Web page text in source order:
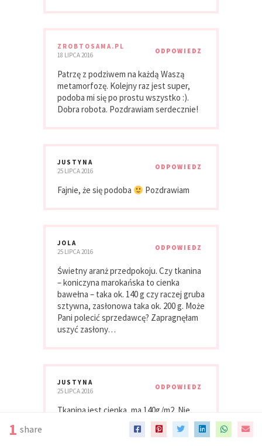
ZROBTOSAMA.PL
18 LIPCA 2016
ODPOWIEDZ
Patrzę z podziwem na każdą Waszą
metamorfozę. Kolejny raz jest super,
podoba mi się po prostu wszystko :).
Dobra robota. Pozdrawiam serdecznie!
JUSTYNA
25 LIPCA 2016
ODPOWIEDZ
Fajnie, że się podoba Pozdrawiam
JOLA
25 LIPCA 2016
ODPOWIEDZ
Świetny aranż przedpokoju. Czy tkanina
– koniczyna marokańska to cienka
bawełna – taka ok. 140 g czy raczej gruba
sztywna, zasłonowa taka ok. 200 g. Może
Pani polecić sprzedawcę? Zapragnęłam
uszyć zasłony…
JUSTYNA
25 LIPCA 2016
ODPOWIEDZ
Tkanina jest cienka, ma 140g/m2. Nie
zależało nam na zaciemnieniu, jedynie na
przysłonięciu tej części korytarza.
1 share